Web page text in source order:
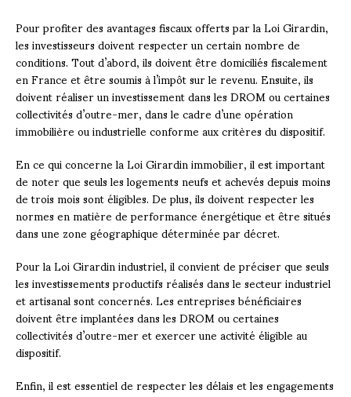
Pour profiter des avantages fiscaux offerts par la Loi Girardin,
les investisseurs doivent respecter un certain nombre de
conditions. Tout d’abord, ils doivent être domiciliés fiscalement
en France et être soumis à l’impôt sur le revenu. Ensuite, ils
doivent réaliser un investissement dans les DROM ou certaines
collectivités d’outre-mer, dans le cadre d’une opération
immobilière ou industrielle conforme aux critères du dispositif.
En ce qui concerne la Loi Girardin immobilier, il est important
de noter que seuls les logements neufs et achevés depuis moins
de trois mois sont éligibles. De plus, ils doivent respecter les
normes en matière de performance énergétique et être situés
dans une zone géographique déterminée par décret.
Pour la Loi Girardin industriel, il convient de préciser que seuls
les investissements productifs réalisés dans le secteur industriel
et artisanal sont concernés. Les entreprises bénéficiaires
doivent être implantées dans les DROM ou certaines
collectivités d’outre-mer et exercer une activité éligible au
dispositif.
Enfin, il est essentiel de respecter les délais et les engagements